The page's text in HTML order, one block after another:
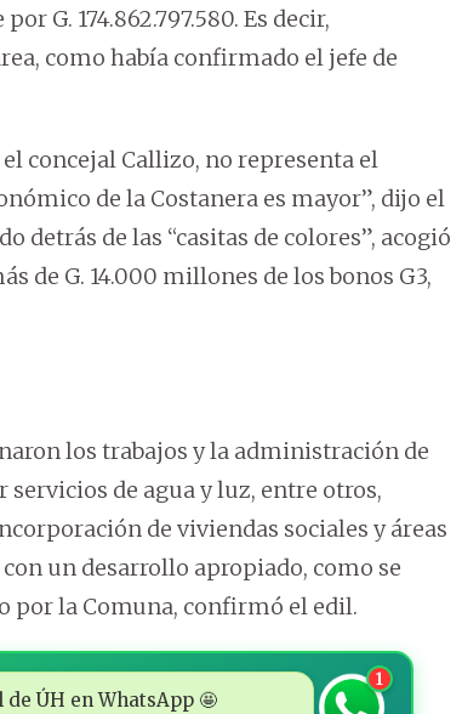
G. 174.862.797.580. Es decir,
como había confirmado el jefe de
concejal Callizo, no representa el
de la Costanera es mayor”, dijo el
detrás de las “casitas de colores”, acogió
de G. 14.000 millones de los bonos G3,
los trabajos y la administración de
servicios de agua y luz, entre otros,
de viviendas sociales y áreas
un desarrollo apropiado, como se
por la Comuna, confirmó el edil.
ÚH en WhatsApp 🤩
1